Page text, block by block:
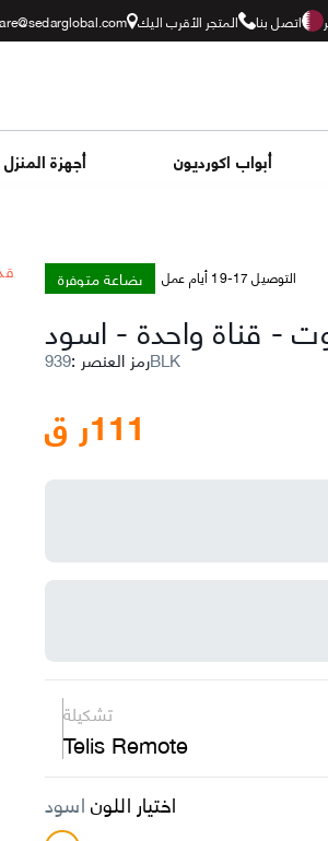
المتجر الأقرب اليك اتصل بنا
أجهزة أبواب اكورديون
بضاعة متوفرة التوصيل 17-19 أيام عمل
- قناة واحدة-اسود
رمز العنصر : 939BLK
ر ق111
تشكيلة
Telis Remote
اختيار اللوناسود